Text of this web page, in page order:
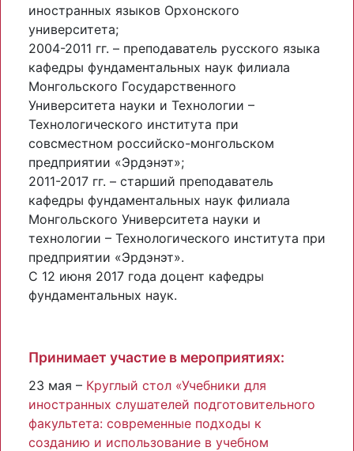
иностранных языков Орхонского
университета;
2004-2011 гг. – преподаватель русского языка
кафедры фундаментальных наук филиала
Монгольского Государственного
Университета науки и Технологии –
Технологического института при
совсместном российско-монгольском
предприятии «Эрдэнэт»;
2011-2017 гг. – старший преподаватель
кафедры фундаментальных наук филиала
Монгольского Университета науки и
технологии – Технологического института при
предприятии «Эрдэнэт».
С 12 июня 2017 года доцент кафедры
фундаментальных наук.
Принимает участие в мероприятиях:
23 мая – Круглый стол «Учебники для
иностранных слушателей подготовительного
факультета: современные подходы к
созданию и использование в учебном